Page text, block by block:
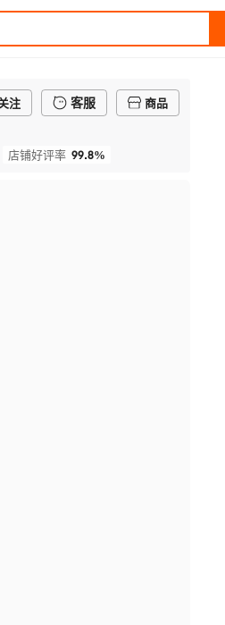
注 客服
商品
店铺好评率 99.8%